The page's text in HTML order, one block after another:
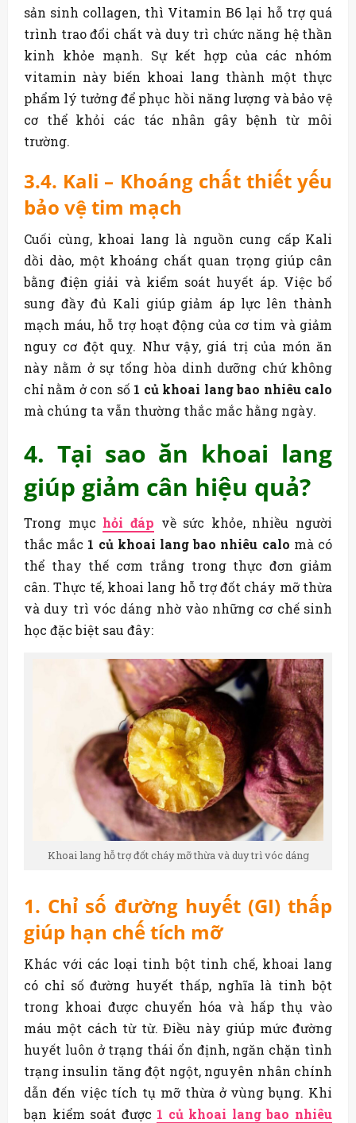
sản sinh collagen, thì Vitamin B6 lại hỗ trợ quá
trình trao đổi chất và duy trì chức năng hệ thần
kinh khỏe mạnh. Sự kết hợp của các nhóm
vitamin này biến khoai lang thành một thực
phẩm lý tưởng để phục hồi năng lượng và bảo vệ
cơ thể khỏi các tác nhân gây bệnh từ môi
trường.
3.4. Kali – Khoáng chất thiết yếu
bảo vệ tim mạch
Cuối cùng, khoai lang là nguồn cung cấp Kali
dồi dào, một khoáng chất quan trọng giúp cân
bằng điện giải và kiểm soát huyết áp. Việc bổ
sung đầy đủ Kali giúp giảm áp lực lên thành
mạch máu, hỗ trợ hoạt động của cơ tim và giảm
nguy cơ đột quỵ. Như vậy, giá trị của món ăn
này nằm ở sự tổng hòa dinh dưỡng chứ không
chỉ nằm ở con số 1 củ khoai lang bao nhiêu calo
mà chúng ta vẫn thường thắc mắc hằng ngày.
4. Tại sao ăn khoai lang
giúp giảm cân hiệu quả?
Trong mục hỏi đáp về sức khỏe, nhiều người
thắc mắc 1 củ khoai lang bao nhiêu calo mà có
thể thay thế cơm trắng trong thực đơn giảm
cân. Thực tế, khoai lang hỗ trợ đốt cháy mỡ thừa
và duy trì vóc dáng nhờ vào những cơ chế sinh
học đặc biệt sau đây:
Khoai lang hỗ trợ đốt cháy mỡ thừa và duy trì vóc dáng
1. Chỉ số đường huyết (GI) thấp
giúp hạn chế tích mỡ
Khác với các loại tinh bột tinh chế, khoai lang
có chỉ số đường huyết thấp, nghĩa là tinh bột
trong khoai được chuyển hóa và hấp thụ vào
máu một cách từ từ. Điều này giúp mức đường
huyết luôn ở trạng thái ổn định, ngăn chặn tình
trạng insulin tăng đột ngột, nguyên nhân chính
dẫn đến việc tích tụ mỡ thừa ở vùng bụng. Khi
bạn kiểm soát được 1 củ khoai lang bao nhiêu